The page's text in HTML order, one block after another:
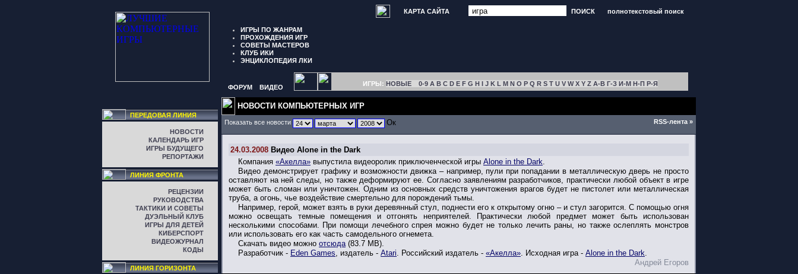
КАРТА САЙТА ПОИСК полнотекстовый поиск
ИГРЫ ПО ЖАНРАМ
ПРОХОЖДЕНИЯ ИГР
СОВЕТЫ МАСТЕРОВ
КЛУБ ИКИ
ЭНЦИКЛОПЕДИЯ ЛКИ
ФОРУМ ВИДЕО ИГРЫ: НОВЫЕ 0-9 A B C D E F G H I J K L M N O P Q R S T U V W X Y Z А-В Г-З И-М Н-П Р-Я
ПЕРЕДОВАЯ ЛИНИЯ
НОВОСТИ
КАЛЕНДАРЬ ИГР
ИГРЫ БУДУЩЕГО
РЕПОРТАЖИ
ЛИНИЯ ФРОНТА
РЕЦЕНЗИИ
РУКОВОДСТВА
ТАКТИКИ И СОВЕТЫ
ДУЭЛЬНЫЙ КЛУБ
ИГРЫ ДЛЯ ДЕТЕЙ
КИБЕРСПОРТ
ВИДЕОЖУРНАЛ
КОДЫ
ЛИНИЯ ГОРИЗОНТА
НОВОСТИ КОМПЬЮТЕРНЫХ ИГР
Показать все новости RSS-лента »
24.03.2008 Видео Alone in the Dark
Компания «Акелла» выпустила видеоролик приключенческой игры Alone in the Dark.
Видео демонстрирует графику и возможности движка – например, пули при попадании в металлическую дверь не просто
оставляют на ней следы, но также деформируют ее. Согласно заявлениям разработчиков, практически любой объект в игре
может быть сломан или уничтожен. Одним из основных средств уничтожения врагов будет не пистолет или металлическая
труба, а огонь, чье воздействие смертельно для порождений тьмы.
Например, герой, может взять в руки деревянный стул, поднести его к открытому огню – и стул загорится. С помощью огня
можно освещать темные помещения и отгонять неприятелей. Практически любой предмет может быть использован
несколькими способами. При помощи лечебного спрея можно будет не только лечить раны, но также ослеплять монстров
или использовать его как часть самодельного огнемета.
Скачать видео можно отсюда(83.7 MB).
Разработчик - Eden Games, издатель - Atari. Российский издатель - «Акелла». Исходная игра - Alone in the Dark.
Андрей Егоров